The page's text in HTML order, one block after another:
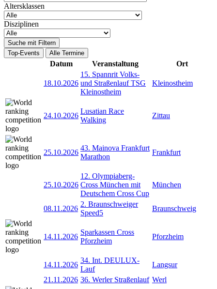
Altersklassen
Disziplinen
Suche mit Filtern
Top-Events
Alle Termine
Datum Veranstaltung Ort
18.10.2026
15. Spannrit Volks-
und Straßenlauf TSG
Kleinostheim
Kleinostheim
24.10.2026
Lusatian Race
Walking
Zittau
25.10.2026
43. Mainova Frankfurt
Marathon
Frankfurt
25.10.2026
12. Olympiaberg-
Cross München mit
Deutschem Cross Cup
München
08.11.2026
2. Braunschweiger
Speed5
Braunschweig
14.11.2026
Sparkassen Cross
Pforzheim
Pforzheim
14.11.2026
34. Int. DEULUX-
Lauf
Langsur
21.11.2026 36. Werler Straßenlauf Werl